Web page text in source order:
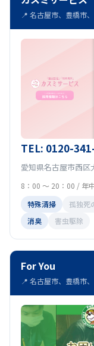
📍 名古屋市、豊橋市
TEL: 0120-
愛知県名古屋市西区
8：00 ～ 20：00 / 年
特殊清掃
孤独死
消臭
害虫駆除
For You
📍 名古屋市、豊橋市